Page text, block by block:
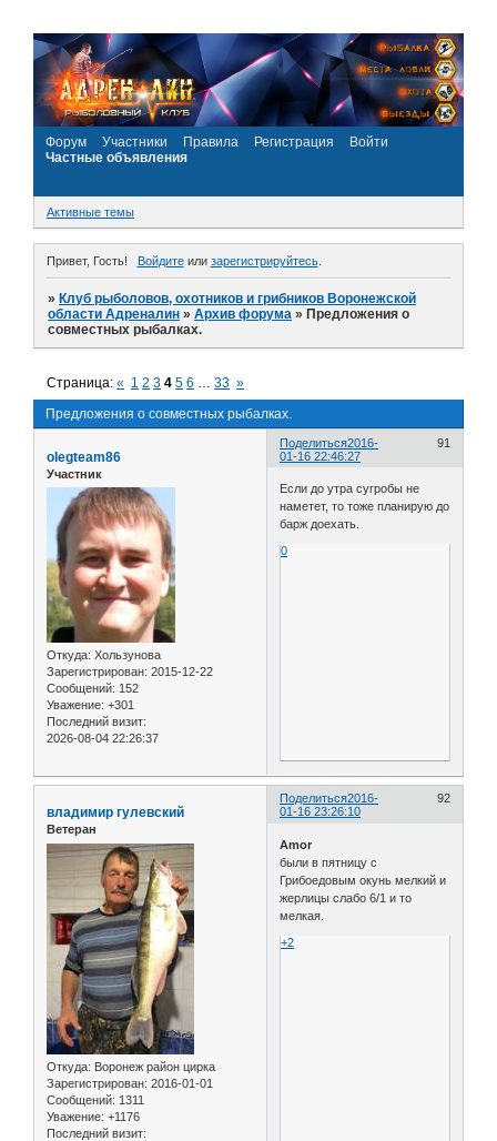
Форум Участники Правила Регистрация
Войти
Частные объявления
Активные темы
Привет, Гость! Войдитеили зарегистрируйтесь.
»Клуб рыболовов, охотников и грибников Воронежской
области Адреналин »Архив форума »Предложения о
совместных рыбалках.
Предложения о совместных рыбалках.
Страница:« 1 2 3 4 5 6 … 33 »
Поделиться 91
2016-
01-16 22:46:27
olegteam86
Участник
Откуда: Хользунова
Зарегистрирован: 2015-12-22
Сообщений: 152
Уважение: +301
Последний визит:
2026-08-04 22:26:37
Если до утра сугробы не
наметет, то тоже планирую до
барж доехать.
0
Поделиться 92
2016-
01-16 23:26:10
владимир гулевский
Ветеран
Откуда: Воронеж район цирка
Зарегистрирован: 2016-01-01
Сообщений: 1311
Уважение: +1176
Последний визит:
Amor
были в пятницу с
Грибоедовым окунь мелкий и
жерлицы слабо 6/1 и то
мелкая.
+2